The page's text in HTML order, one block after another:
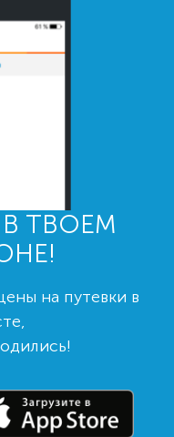
В ТВОЕМ
на путевки в